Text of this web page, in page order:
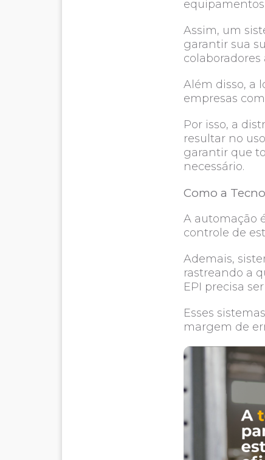
Assim, um
garantir sua
colaboradores
Além disso, a
empresas
Por isso, a
resultar no
garantir que
necessário.
Como a
A automação
controle de
Ademais,
rastreando a
EPI precisa
Esses
margem de